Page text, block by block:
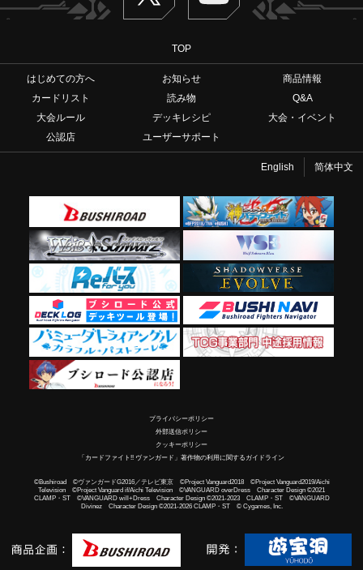
TOP
はじめての方へ お知らせ
商品情報
カードリスト
読み物
Q&A
大会ルール
デッキレシピ
大会・イベント
公認店
ユーザーサポート
English 简体中文
プライバシーポリシー
外部送信ポリシー
クッキーポリシー
「カードファイト!! ヴァンガード」著作物の利用に関するガイドライン
©Bushiroad ©ヴァンガードG2016／テレビ東京 ©Project Vanguard2018 ©Project Vanguard2019/Aichi
Television ©Project Vanguard if/Aichi Television ©VANGUARD overDress Character Design ©2021
CLAMP・ST ©VANGUARD will+Dress Character Design ©2021-2023 CLAMP・ST ©VANGUARD
Divinez Character Design ©2021-2026 CLAMP・ST © Cygames, Inc.